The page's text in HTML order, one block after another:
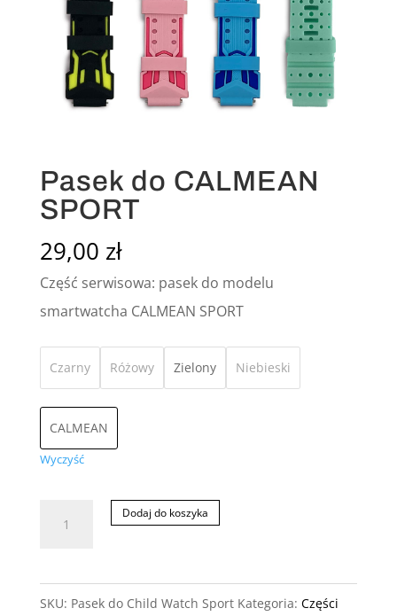
Pasek do CALMEAN
SPORT
29,00 zł
Część serwisowa: pasek do modelu
smartwatcha CALMEAN SPORT
Czarny Różowy Zielony Niebieski
CALMEAN
Wyczyść
CALMEAN
Dodaj do koszyka
SKU: Pasek do Child Watch Sport Kategoria: Części